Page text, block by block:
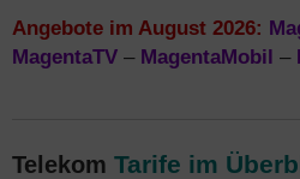
Angebote im August 2026:
MagentaTV – MagentaMobil –
Telekom Tarife im